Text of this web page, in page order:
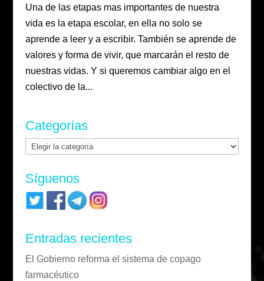
Una de las etapas mas importantes de nuestra
vida es la etapa escolar, en ella no solo se
aprende a leer y a escribir. También se aprende de
valores y forma de vivir, que marcarán el resto de
nuestras vidas. Y si queremos cambiar algo en el
colectivo de la...
Categorías
Categorías
Síguenos
Entradas recientes
El Gobierno reforma el sistema de copago
farmacéutico